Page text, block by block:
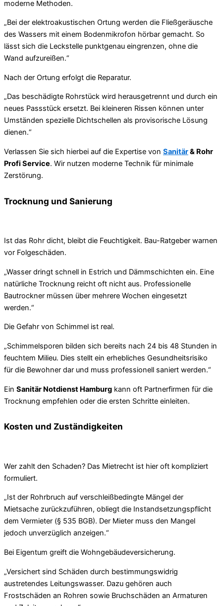
moderne Methoden.
„Bei der elektroakustischen Ortung werden die Fließgeräusche
des Wassers mit einem Bodenmikrofon hörbar gemacht. So
lässt sich die Leckstelle punktgenau eingrenzen, ohne die
Wand aufzureißen.“
Nach der Ortung erfolgt die Reparatur.
„Das beschädigte Rohrstück wird herausgetrennt und durch ein
neues Passstück ersetzt. Bei kleineren Rissen können unter
Umständen spezielle Dichtschellen als provisorische Lösung
dienen.“
Verlassen Sie sich hierbei auf die Expertise von Sanitär& Rohr
Profi Service. Wir nutzen moderne Technik für minimale
Zerstörung.
Trocknung und Sanierung
Ist das Rohr dicht, bleibt die Feuchtigkeit. Bau-Ratgeber warnen
vor Folgeschäden.
„Wasser dringt schnell in Estrich und Dämmschichten ein. Eine
natürliche Trocknung reicht oft nicht aus. Professionelle
Bautrockner müssen über mehrere Wochen eingesetzt
werden.“
Die Gefahr von Schimmel ist real.
„Schimmelsporen bilden sich bereits nach 24 bis 48 Stunden in
feuchtem Milieu. Dies stellt ein erhebliches Gesundheitsrisiko
für die Bewohner dar und muss professionell saniert werden.“
Ein Sanitär Notdienst Hamburg kann oft Partnerfirmen für die
Trocknung empfehlen oder die ersten Schritte einleiten.
Kosten und Zuständigkeiten
Wer zahlt den Schaden? Das Mietrecht ist hier oft kompliziert
formuliert.
„Ist der Rohrbruch auf verschleißbedingte Mängel der
Mietsache zurückzuführen, obliegt die Instandsetzungspflicht
dem Vermieter (§ 535 BGB). Der Mieter muss den Mangel
jedoch unverzüglich anzeigen.“
Bei Eigentum greift die Wohngebäudeversicherung.
„Versichert sind Schäden durch bestimmungswidrig
austretendes Leitungswasser. Dazu gehören auch
Frostschäden an Rohren sowie Bruchschäden an Armaturen